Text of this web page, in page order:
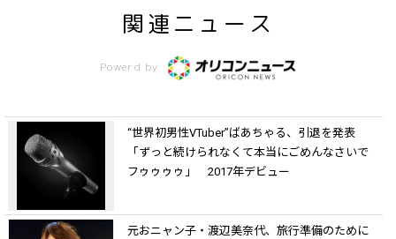
関連ニュース
Powerd by
“世界初男性VTuber”ばあちゃる、引退を発表
「ずっと続けられなくて本当にごめんなさいで
フゥゥゥゥ」 2017年デビュー
元おニャン子・渡辺美奈代、旅行準備のために